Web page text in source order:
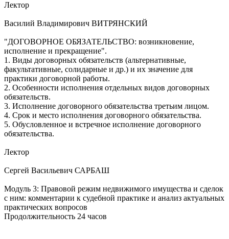
Лектор
Василий Владимирович ВИТРЯНСКИЙ
"ДОГОВОРНОЕ ОБЯЗАТЕЛЬСТВО: возникновение,
исполнение и прекращение".
1. Виды договорных обязательств (альтернативные,
факультативные, солидарные и др.) и их значение для
практики договорной работы.
2. Особенности исполнения отдельных видов договорных
обязательств.
3. Исполнение договорного обязательства третьим лицом.
4. Срок и место исполнения договорного обязательства.
5. Обусловленное и встречное исполнение договорного
обязательства.
Лектор
Сергей Васильевич САРБАШ
Модуль 3: Правовой режим недвижимого имущества и сделок
с ним: комментарии к судебной практике и анализ актуальных
практических вопросов
Продолжительность 24 часов